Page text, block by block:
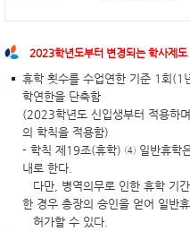
2023학년도부터 변경되는 학사제도
휴학 횟수를 수업연한 기준 1회(1
학연한을 단축함
(2023학년도 신입생부터 적용하
의 학칙을 적용함)
- 학칙 제19조(휴학) ④ 일반휴학
내로 한다.
다만, 병역의무로 인한 휴학 기
한 경우 총장의 승인을 얻어 일반
허가할 수 있다.